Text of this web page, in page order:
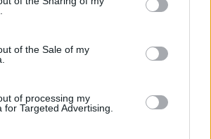
of the Sale of my
of processing my
for Targeted Advertising.
pašals, nes stogą remontuoti
plakatu. Pačią
užkalėme pigiausiomis